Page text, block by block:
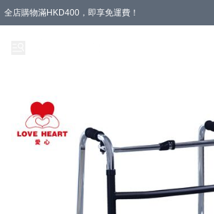
全店購物滿HKD400，即享免運費！